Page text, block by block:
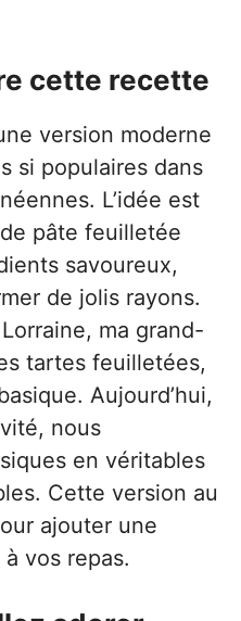
cette recette
version moderne
si populaires dans
L’idée est
pâte feuilletée
savoureux,
de jolis rayons.
ma grand-
tartes feuilletées,
Aujourd’hui,
nous
en véritables
Cette version au
ajouter une
vos repas.